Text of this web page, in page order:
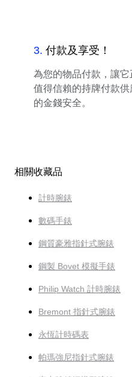
3. 付款及享受！
為您的物品付款，讓
值得信賴的持牌付款
的金錢安全。
相關收藏品
計時腕錶
數碼手錶
鋼質豪雅指針式腕錶
鋼製 Bovet 模擬手錶
Philip Watch 計時腕錶
Bremont 指針式腕錶
永恆計時碼表
帕瑪強尼指針式腕錶